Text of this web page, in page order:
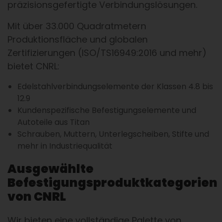
präzisionsgefertigte Verbindungslösungen.
Mit über 33.000 Quadratmetern
Produktionsfläche und globalen
Zertifizierungen (ISO/TS16949:2016 und mehr)
bietet CNRL:
Edelstahlverbindungselemente der Klassen 4.8 bis
12.9
Kundenspezifische Befestigungselemente und
Autoteile aus Titan
Schrauben, Muttern, Unterlegscheiben, Stifte und
mehr in Industriequalität
Ausgewählte
Befestigungsproduktkategorien
von CNRL